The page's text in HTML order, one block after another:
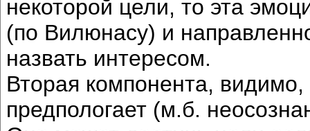
некоторой цели, то эта
(по Вилюнасу) и
назвать интересом.
Вторая компонента, видимо,
предпологает (м.б.